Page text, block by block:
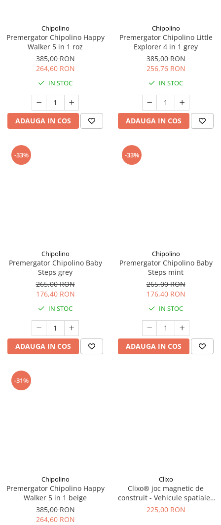
Insecte si paianjeni
Lumea preistorica
Ocean si gheata
Viata la ferma
Bancuri de lucru cu unelte
Constructii, cuburi, forme si culori
Corturi de joaca
Jucarii de rol
Chipolino
Premergator Chipolino Happy
Walker 5 in 1 roz
385,00 RON
264,60 RON
IN STOC
ADAUGA IN COS
Chipolino
Premergator Chipolino Little
Explorer 4 in 1 grey
385,00 RON
256,76 RON
IN STOC
ADAUGA IN COS
-33%
Chipolino
Premergator Chipolino Baby
Steps grey
265,00 RON
176,40 RON
IN STOC
ADAUGA IN COS
-33%
Chipolino
Premergator Chipolino Baby
Steps mint
265,00 RON
176,40 RON
IN STOC
ADAUGA IN COS
-31%
Chipolino
Premergator Chipolino Happy
Walker 5 in 1 beige
385,00 RON
264,60 RON
Clixo
Clixo® joc magnetic de
construit - Vehicule spatiale (
30 piese)
225,00 RON